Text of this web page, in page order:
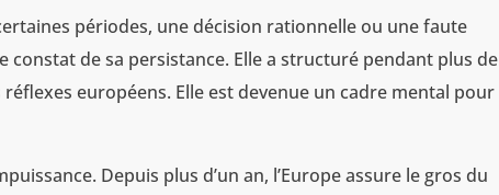
périodes, une décision rationnelle ou une faute
de sa persistance. Elle a structuré pendant plus de
européens. Elle est devenue un cadre mental pour
Depuis plus d’un an, l’Europe assure le gros du